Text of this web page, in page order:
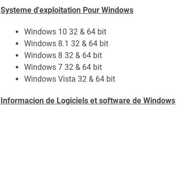
Systeme d'exploitation Pour Windows
Windows 10 32 & 64 bit
Windows 8.1 32 & 64 bit
Windows 8 32 & 64 bit
Windows 7 32 & 64 bit
Windows Vista 32 & 64 bit
Informacion de Logiciels et software de Windows